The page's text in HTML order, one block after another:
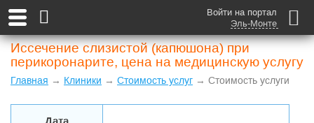
Войти на портал
Эль-Монте
Иссечение слизистой (капюшона) при
перикоронарите, цена на медицинскую услугу
Главная → Клиники → Стоимость услуг → Стоимость услуги
Дата